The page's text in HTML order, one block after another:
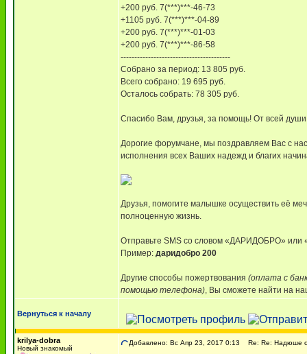
+200 руб. 7(***)***-46-73
+1105 руб. 7(***)***-04-89
+200 руб. 7(***)***-01-03
+200 руб. 7(***)***-86-58
----------------------------------------
Собрано за период: 13 805 руб.
Всего собрано: 19 695 руб.
Осталось собрать: 78 305 руб.
Спасибо Вам, друзья, за помощь! От всей
Дорогие форумчане, мы поздравляем Вас с
исполнения всех Ваших надежд и благих
Друзья, помогите малышке осуществить её
полноценную жизнь.
Отправьте SMS со словом «ДАРИДОБРО»
Пример: даридобро 200
Другие способы пожертвования (оплата с
помощью телефона), Вы сможете найти на
Вернуться к началу
krilya-dobra
Новый знакомый
Добавлено: Вс Апр 23, 2017 0:13 Re: Re: Надюше